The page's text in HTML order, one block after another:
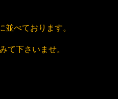
並べております。
て下さいませ。